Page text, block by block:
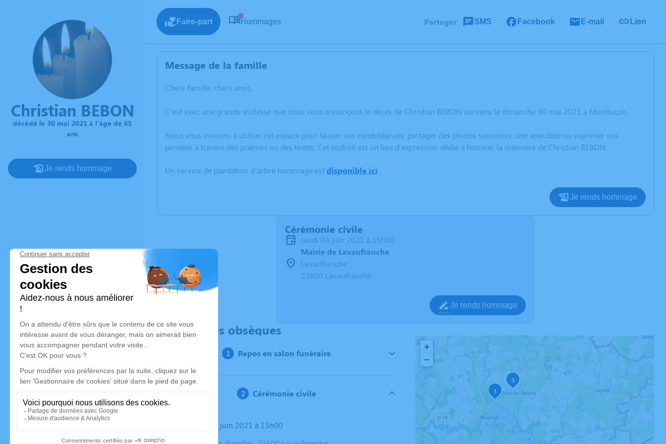
Christian BEBON
décédé le 30 mai 2021 à l'âge de 65
ans
Je rends hommage
Faire-part Hommages Partager SMS Facebook E-mail Lien
Message de la famille
Chère famille, chers amis,
C’est avec une grande tristesse que nous vous annonçons le décès de Christian BEBON survenu le dimanche 30 mai 2021 à Montluçon.
Nous vous invitons à utiliser cet espace pour laisser vos condoléances, partager des photos souvenirs, une anecdote ou exprimer vos
pensées à travers des poèmes ou des textes. Cet endroit est un lieu d'expression dédié à honorer la mémoire de Christian BEBON.
Un service de plantation d’arbre hommage estdisponible ici.
Je rends hommage
Cérémonie civile
jeudi 03 juin 2021 à 15h00
Mairie de Lavaufranche
Lavaufranche
23600 Lavaufranche
Je rends hommage
Déroulé des obsèques
Repos en salon funéraire
Cérémonie civile
Le jeudi 03 juin 2021 à 15h00
1
3
+
−